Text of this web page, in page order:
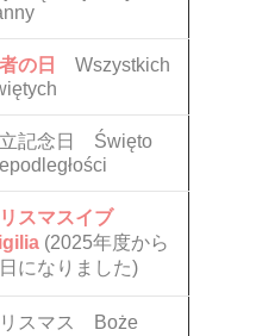
の日
Wszystkich
記念日 Święto
スマスイブ
(2025年度から
になりました)
スマス Boże